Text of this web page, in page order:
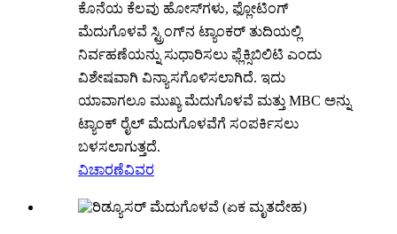
ಕೊನೆಯ ಕೆಲವು ಹೋಸ್‌ಗಳು, ಫ್ಲೋಟಿಂಗ್
ಮೆದುಗೊಳವೆ ಸ್ಟ್ರಿಂಗ್‌ನ ಟ್ಯಾಂಕರ್ ತುದಿಯಲ್ಲಿ
ನಿರ್ವಹಣೆಯನ್ನು ಸುಧಾರಿಸಲು ಫ್ಲೆಕ್ಸಿಬಿಲಿಟಿ ಎಂದು
ವಿಶೇಷವಾಗಿ ವಿನ್ಯಾಸಗೊಳಿಸಲಾಗಿದೆ. ಇದು
ಯಾವಾಗಲೂ ಮುಖ್ಯ ಮೆದುಗೊಳವೆ ಮತ್ತು MBC ಅನ್ನು
ಟ್ಯಾಂಕ್ ರೈಲ್ ಮೆದುಗೊಳವೆಗೆ ಸಂಪರ್ಕಿಸಲು
ಬಳಸಲಾಗುತ್ತದೆ.
ವಿಚಾರಣೆವಿವರ